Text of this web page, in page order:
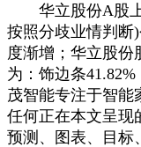
华立股份A股上
按照分歧业情判断
度渐增；华立股份
为：饰边条
茂智能专注于智能
任何正在本文呈现
预测、图表、目标